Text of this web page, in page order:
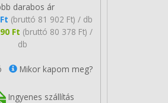
darabos ár
(bruttó 81 902 Ft) / db
Ft (bruttó 80 378 Ft) /
db
Mikor kapom meg?
Ingyenes szállítás